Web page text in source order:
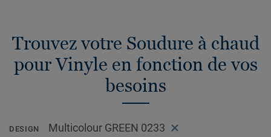
Trouvez votre Soudure à chaud
pour Vinyle en fonction de vos
besoins
DESIGN Multicolour GREEN 0233